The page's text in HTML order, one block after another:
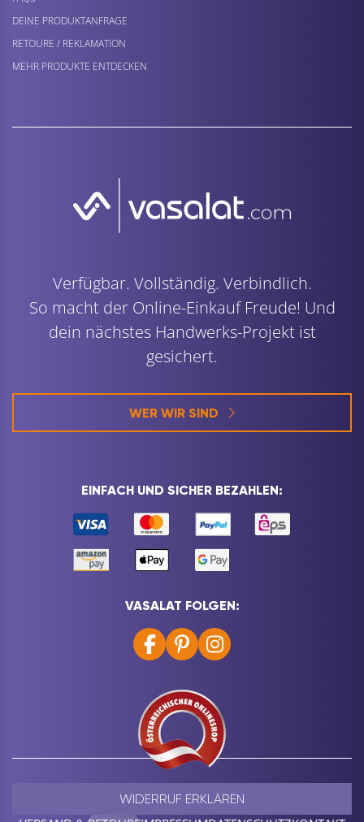
DEINE PRODUKTANFRAGE
RETOURE / REKLAMATION
MEHR PRODUKTE ENTDECKEN
Verfügbar. Vollständig. Verbindlich.
So macht der Online-Einkauf Freude! Und
dein nächstes Handwerks-Projekt ist
gesichert.
WER WIR SIND
EINFACH UND SICHER BEZAHLEN:
VASALAT FOLGEN:
WIDERRUF ERKLÄREN